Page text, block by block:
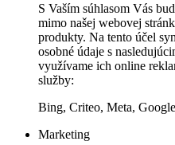
S Vaším súhlasom Vás
mimo našej webovej
produkty. Na tento účel
osobné údaje s
využívame ich online
služby:
Bing, Criteo, Meta,
Marketing